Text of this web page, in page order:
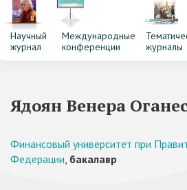
Научный
журнал
Международные
конференции
журналы
Ядоян Венера
Финансовый университет при
Федерации, бакалавр